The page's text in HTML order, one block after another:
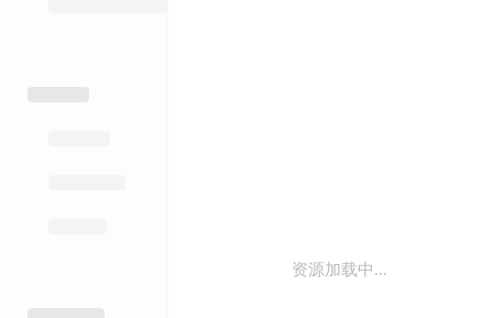
资源加载中...